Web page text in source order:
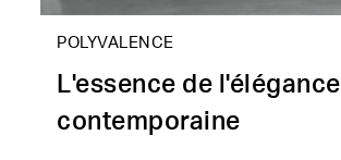
POLYVALENCE
L'essence de l'élégance
contemporaine